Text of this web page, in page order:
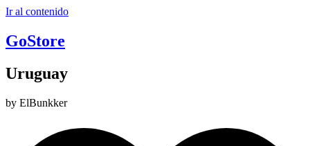
Ir al contenido
GoStore
Uruguay
by ElBunkker